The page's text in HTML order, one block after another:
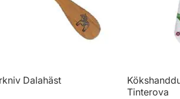
Dalahäst
Tinterova